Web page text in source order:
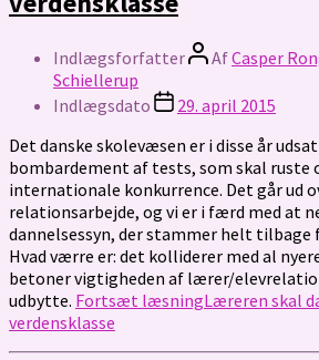
Indlægsforfatter AfCasper
Schiellerup
Indlægsdato
29. april 2015
Det danske skolevæsen er i disse år
bombardement af tests, som skal ruste
internationale konkurrence. Det går ud
relationsarbejde, og vi er i færd med at
dannelsessyn, der stammer helt tilbage
Hvad værre er: det kolliderer med al
betoner vigtigheden af lærer/
udbytte. Fortsæt læsningLæreren skal
verdensklasse